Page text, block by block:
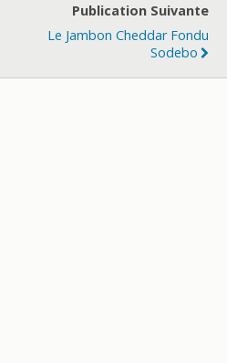
Publication Suivante
Le Jambon Cheddar Fondu
Sodebo